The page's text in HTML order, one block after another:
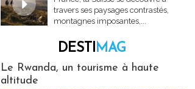
travers ses paysages contrastés,
montagnes imposantes,...
DESTIMAG
Le Rwanda, un tourisme à haute
altitude